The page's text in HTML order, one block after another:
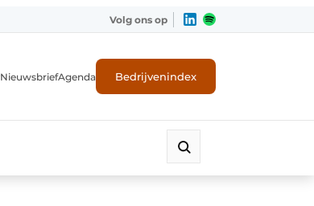
Volg ons op
NieuwsbriefAgenda Bedrijvenindex